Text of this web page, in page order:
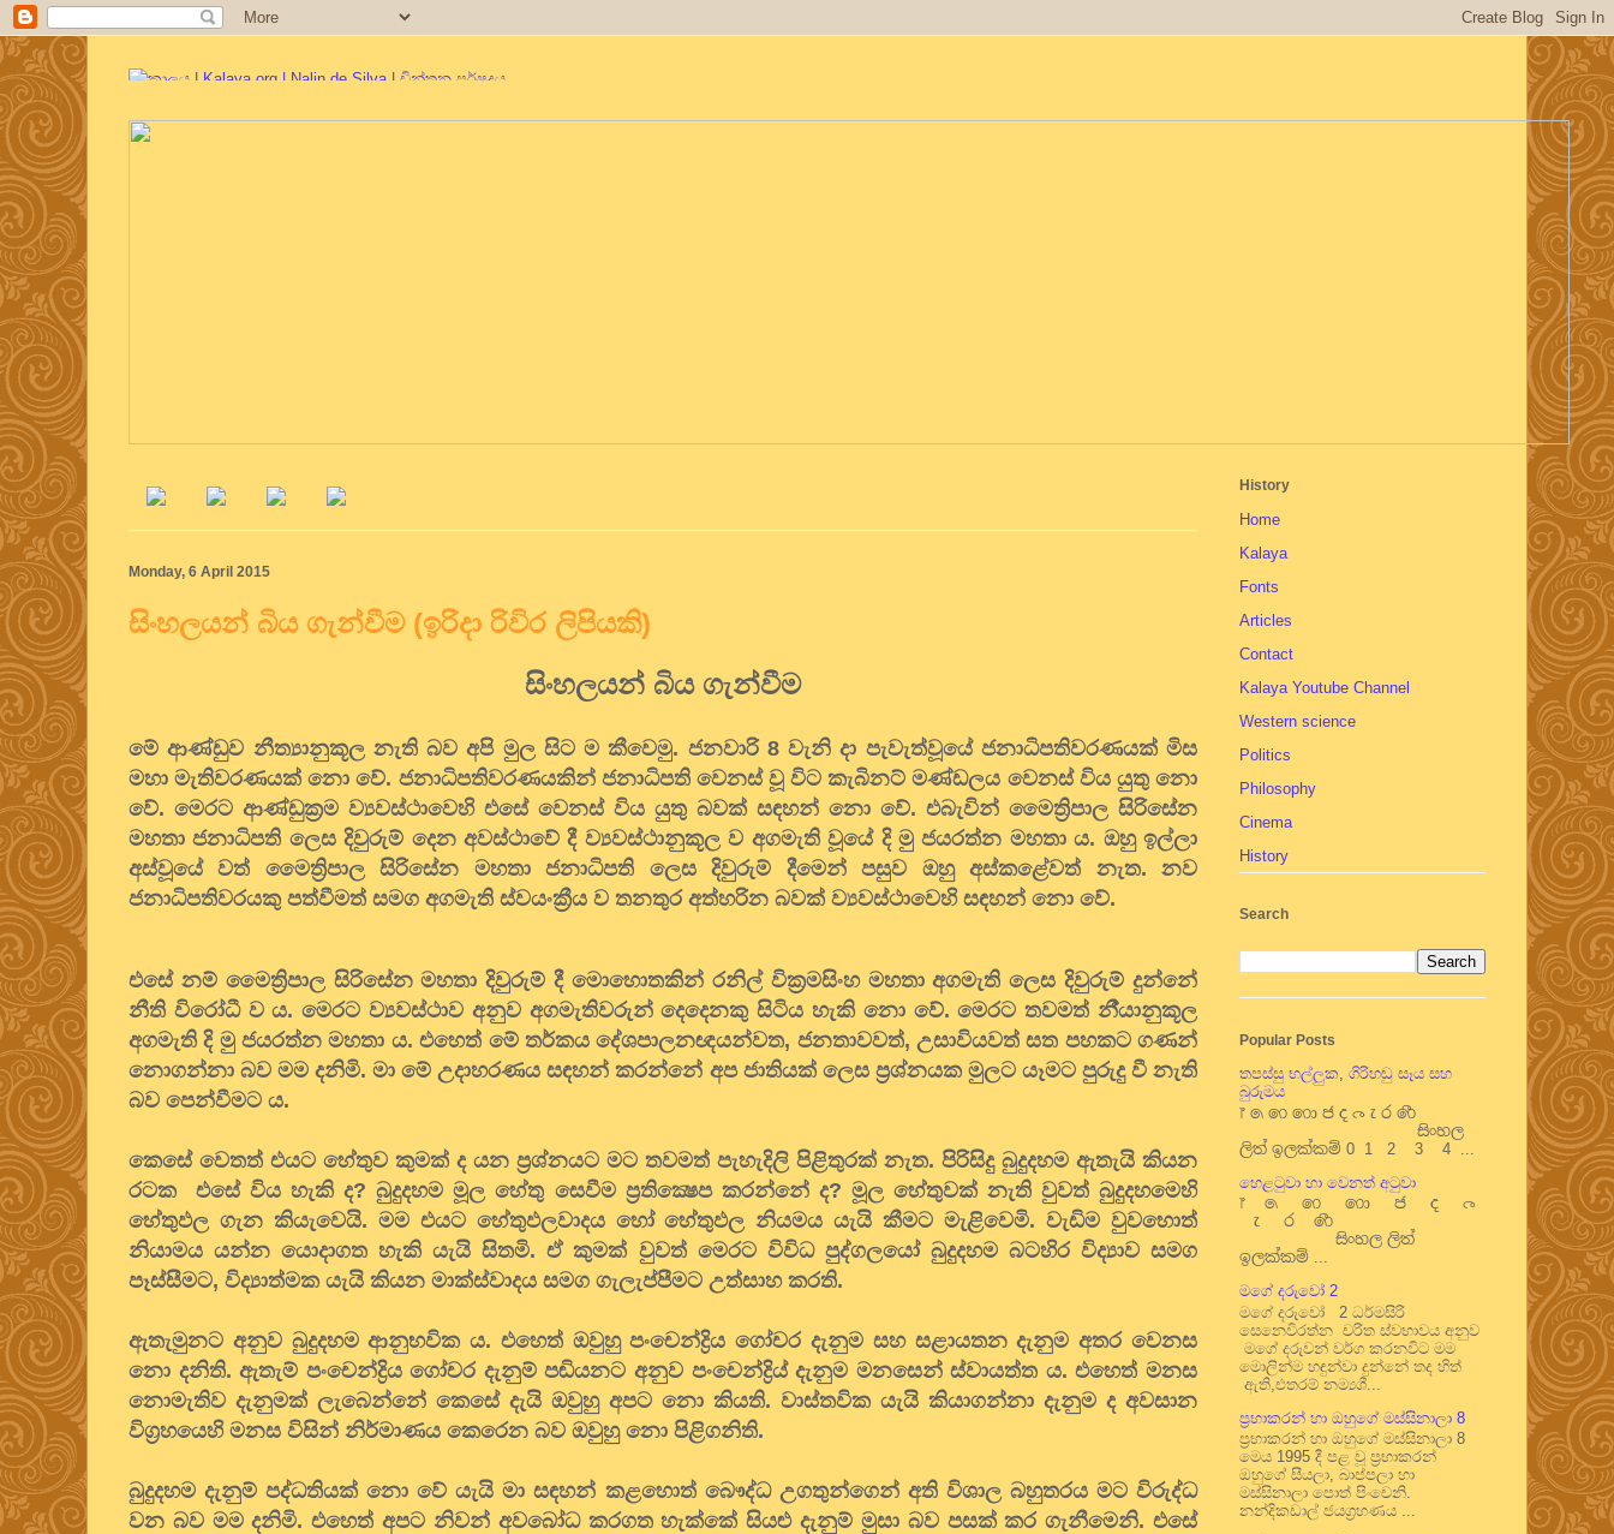
Monday, 6 April 2015
සිංහලයන් බිය ගැන්වීම (ඉරිදා රිවිර ලිපියකි)
සිංහලයන් බිය ගැන්වීම
මේ ආණ්ඩුව නීත්‍යානුකූල නැති බව අපි මුල සිට ම කීවෙමු. ජනවාරි 8 වැනි දා පැවැත්වූයේ ජනාධිපතිවරණයක් මිස
මහා මැතිවරණයක් නො වේ. ජනාධිපතිවරණයකින් ජනාධිපති වෙනස් වූ විට කැබිනට් මණ්ඩලය වෙනස් විය යුතු නො
වේ. මෙරට ආණ්ඩුක්‍රම ව්‍යවස්ථාවෙහි එසේ වෙනස් විය යුතු බවක් සඳහන් නො වේ. එබැවින් මෛත්‍රිපාල සිරිසේන
මහතා ජනාධිපති ලෙස දිවුරුම් දෙන අවස්ථාවේ දී ව්‍යවස්ථානුකූල ව අගමැති වූයේ දි මු ජයරත්න මහතා ය. ඔහු ඉල්ලා
අස්වූයේ වත් මෛත්‍රිපාල සිරිසේන මහතා ජනාධිපති ලෙස දිවුරුම් දීමෙන් පසුව ඔහු අස්කළේවත් නැත. නව
ජනාධිපතිවරයකු පත්වීමත් සමග අගමැති ස්වයංක්‍රීය ව තනතුර අත්හරින බවක් ව්‍යවස්ථාවෙහි සඳහන් නො වේ.
එසේ නම් මෛත්‍රිපාල සිරිසේන මහතා දිවුරුම් දී මොහොතකින් රනිල් වික්‍රමසිංහ මහතා අගමැති ලෙස දිවුරුම් දුන්නේ
නීති විරෝධී ව ය. මෙරට ව්‍යවස්ථාව අනුව අගමැතිවරුන් දෙදෙනකු සිටිය හැකි නො වේ. මෙරට තවමත් නී්‍යානුකූල
අගමැති දි මු ජයරත්න මහතා ය. එහෙත් මේ තර්කය දේශපාලනඥයන්වත, ජනතාවවත්, උසාවියවත් සත පහකට ගණන්
නොගන්නා බව මම දනිමි. මා මේ උදාහරණය සඳහන් කරන්නේ අප ජාතියක් ලෙස ප්‍රශ්නයක මුලට යෑමට පුරුදු වී නැති
බව පෙන්වීමට ය.
කෙසේ වෙතත් එයට හේතුව කුමක් ද යන ප්‍රශ්නයට මට තවමත් පැහැදිලි පිළිතුරක් නැත. පිරිසිදු බුදුදහම ඇතැයි කියන
රටක එසේ විය හැකි ද? බුදුදහම මූල හේතු සෙවීම ප්‍රතික්‍ෂෙප කරන්නේ ද? මූල හේතුවක් නැති වුවත් බුදුදහමෙහි
හේතුඵල ගැන කියැවෙයි. මම එයට හේතුඵලවාදය හෝ හේතුඵල නියමය යැයි කීමට මැළිවෙමි. වැඩිම වුවහොත්
නියාමය යන්න යොදාගත හැකි යැයි සිතමි. ඒ කුමක් වුවත් මෙරට විවිධ පුද්ගලයෝ බුදුදහම බටහිර විද්‍යාව සමග
පෑස්සීමට, විද්‍යාත්මක යැයි කියන මාක්ස්වාදය සමග ගැලැප්පීමට උත්සාහ කරති.
ඇතැමුනට අනුව බුදුදහම ආනුභවික ය. එහෙත් ඔවුහු පංචෙන්ද්‍රිය ගෝචර දැනුම සහ සළායතන දැනුම අතර වෙනස
නො දනිති. ඇතැම් පංචෙන්ද්‍රිය ගෝචර දැනුම් පඬියනට අනුව පංචෙන්ද්‍රිය් දැනුම මනසෙන් ස්වායත්ත ය. එහෙත් මනස
නොමැතිව දැනුමක් ලැබෙන්නේ කෙසේ දැයි ඔවුහු අපට නො කියති. වාස්තවික යැයි කියාගන්නා දැනුම ද අවසාන
විග්‍රහයෙහි මනස විසින් නිර්මාණය කෙරෙන බව ඔවුහු නො පිළිගනිති.
බුදුදහම දැනුම් පද්ධතියක් නො වේ යැයි මා සඳහන් කළහොත් බෞද්ධ උගතුන්ගෙන් අති විශාල බහුතරය මට විරුද්ධ
වන බව මම දනිමි. එහෙත් අපට නිවන් අවබෝධ කරගත හැක්කේ සියළු දැනුම් මුසා බව පසක් කර ගැනීමෙනි. එසේ
History
Home
Kalaya
Fonts
Articles
Contact
Kalaya Youtube Channel
Western science
Politics
Philosophy
Cinema
History
Search
Popular Posts
තපස්සු භල්ලුක, ගිරිහඬු සෑය සහ
බුරුමය
෦ ෧ ෨ ෩ ෪ ෫ ෬ ෭ ෮ ෯
සිංහල
ලිත් ඉලක්කම් 0 1 2 3 4 ...
හෙළටුවා හා වෙනත් අටුවා
෦ ෧ ෨ ෩ ෪ ෫ ෬
෭ ෮ ෯
සිංහල ලිත්
ඉලක්කම් ...
මගේ දරුවෝ 2
මගේ දරුවෝ 2 ධර්මසිරි
සෙනෙවිරත්න චරිත ස්වභාවය අනුව
මගේ දරුවන් වර්ග කරනවිට මම
මොලින්ම හඳුන්වා දුන්නේ තද හිත්
ඇති,එතරම් නම්‍යශී...
ප්‍රභාකරන් හා ඔහුගේ මස්සිනාලා 8
ප්‍රභාකරන් හා ඔහුගේ මස්සිනාලා 8
මෙය 1995 දී පළ වූ ප්‍රභාකරන්
ඔහුගේ සීයලා, බාප්පලා හා
මස්සිනාලා පොත් පිංචෙනි.
නන්දිකඩාල් ජයග්‍රහණය ...